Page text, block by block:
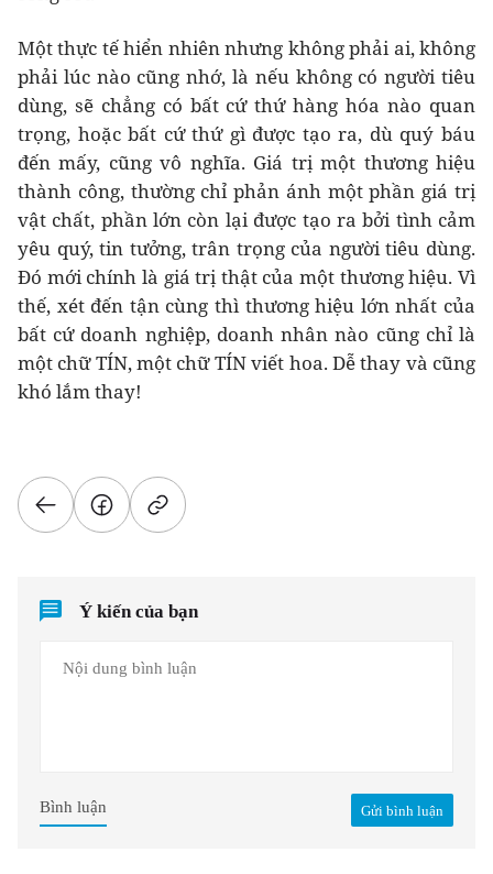
Một thực tế hiển nhiên nhưng không phải ai, không
phải lúc nào cũng nhớ, là nếu không có người tiêu
dùng, sẽ chẳng có bất cứ thứ hàng hóa nào quan
trọng, hoặc bất cứ thứ gì được tạo ra, dù quý báu
đến mấy, cũng vô nghĩa. Giá trị một thương hiệu
thành công, thường chỉ phản ánh một phần giá trị
vật chất, phần lớn còn lại được tạo ra bởi tình cảm
yêu quý, tin tưởng, trân trọng của người tiêu dùng.
Đó mới chính là giá trị thật của một thương hiệu. Vì
thế, xét đến tận cùng thì thương hiệu lớn nhất của
bất cứ doanh nghiệp, doanh nhân nào cũng chỉ là
một chữ TÍN, một chữ TÍN viết hoa. Dễ thay và cũng
khó lắm thay!
Ý kiến của bạn
Gửi bình luận
Bình luận